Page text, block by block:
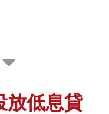
放低息貸